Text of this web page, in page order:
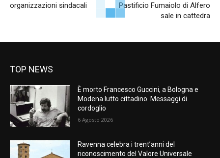
organizzazioni sindacali
Pastificio Fumaiolo di Alfero
sale in cattedra
TOP NEWS
È morto Francesco Guccini, a Bologna e
Modena lutto cittadino. Messaggi di
cordoglio
6 Agosto 2026
Ravenna celebra i trent’anni del
riconoscimento del Valore Universale